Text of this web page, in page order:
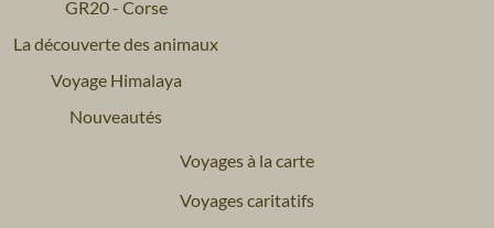
GR20 - Corse
La découverte des animaux
Voyage Himalaya
Nouveautés
Voyages à la carte
Voyages caritatifs